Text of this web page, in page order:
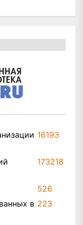
16193
173218
526
в 223